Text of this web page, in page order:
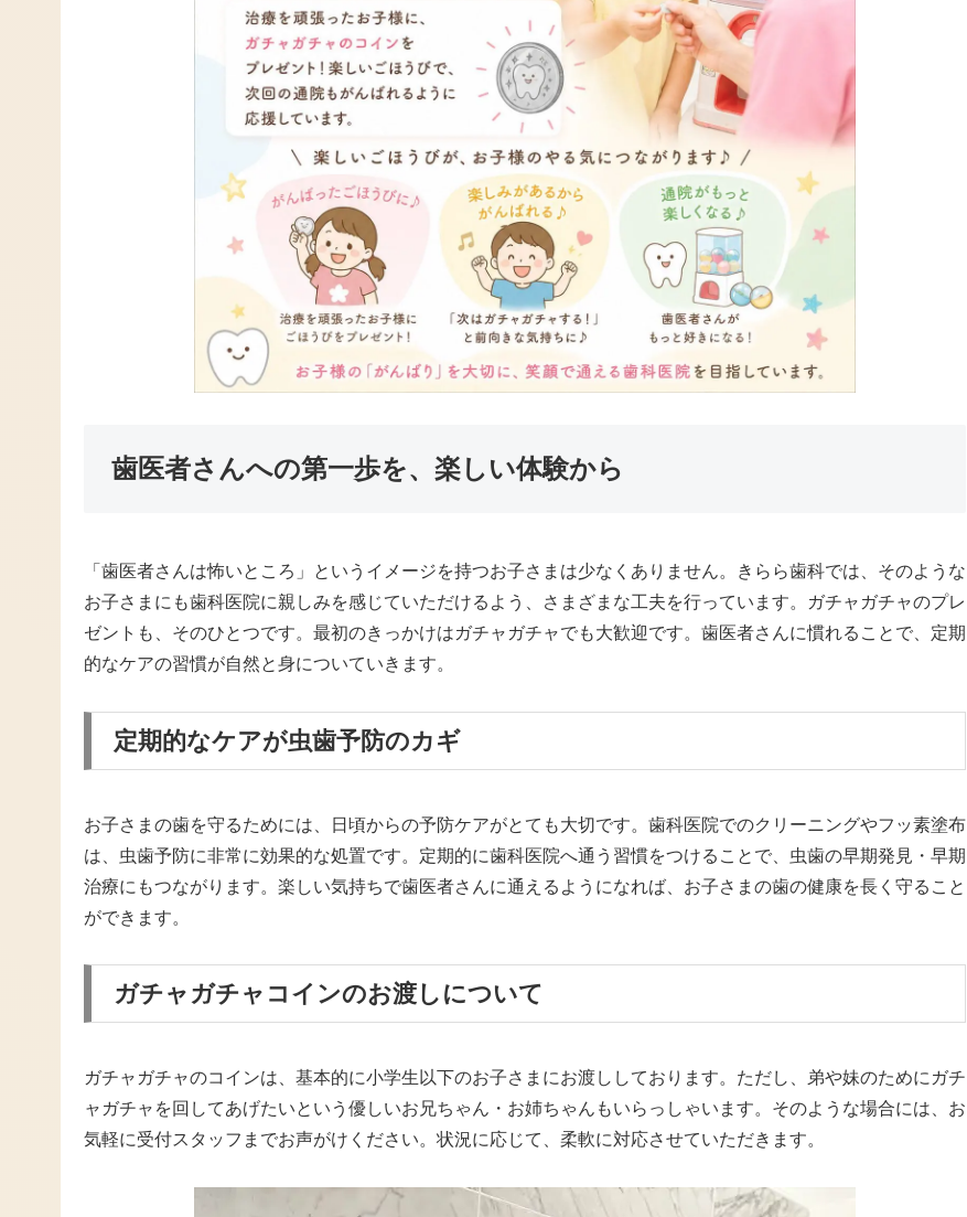
歯医者さんへの第一歩を、楽しい体験から
「歯医者さんは怖いところ」というイメージを持つお子さまは少なくありません。きらら歯科では、そのような
お子さまにも歯科医院に親しみを感じていただけるよう、さまざまな工夫を行っています。ガチャガチャのプレ
ゼントも、そのひとつです。最初のきっかけはガチャガチャでも大歓迎です。歯医者さんに慣れることで、定期
的なケアの習慣が自然と身についていきます。
定期的なケアが虫歯予防のカギ
お子さまの歯を守るためには、日頃からの予防ケアがとても大切です。歯科医院でのクリーニングやフッ素塗布
は、虫歯予防に非常に効果的な処置です。定期的に歯科医院へ通う習慣をつけることで、虫歯の早期発見・早期
治療にもつながります。楽しい気持ちで歯医者さんに通えるようになれば、お子さまの歯の健康を長く守ること
ができます。
ガチャガチャコインのお渡しについて
ガチャガチャのコインは、基本的に小学生以下のお子さまにお渡ししております。ただし、弟や妹のためにガチ
ャガチャを回してあげたいという優しいお兄ちゃん・お姉ちゃんもいらっしゃいます。そのような場合には、お
気軽に受付スタッフまでお声がけください。状況に応じて、柔軟に対応させていただきます。